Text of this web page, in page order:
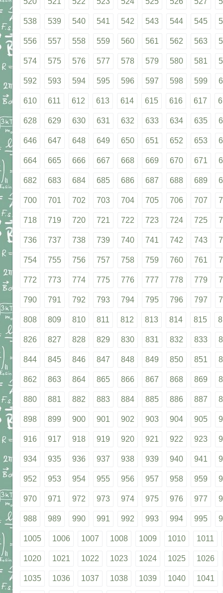
538 539 540 541 542 543 544 545
556 557 558 559 560 561 562 563
574 575 576 577 578 579 580 581
592 593 594 595 596 597 598 599
610 611 612 613 614 615 616 617
628 629 630 631 632 633 634 635
646 647 648 649 650 651 652 653
664 665 666 667 668 669 670 671
682 683 684 685 686 687 688 689
700 701 702 703 704 705 706 707
718 719 720 721 722 723 724 725
736 737 738 739 740 741 742 743
754 755 756 757 758 759 760 761
772 773 774 775 776 777 778 779
790 791 792 793 794 795 796 797
808 809 810 811 812 813 814 815
826 827 828 829 830 831 832 833
844 845 846 847 848 849 850 851
862 863 864 865 866 867 868 869
880 881 882 883 884 885 886 887
898 899 900 901 902 903 904 905
916 917 918 919 920 921 922 923
934 935 936 937 938 939 940 941
952 953 954 955 956 957 958 959
970 971 972 973 974 975 976 977
988 989 990 991 992 993 994 995
1005 1006 1007 1008 1009 1010 1011
1020 1021 1022 1023 1024 1025 1026
1035 1036 1037 1038 1039 1040 1041